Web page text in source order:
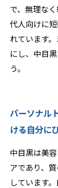
で、無理な
代人向けに
れています
にし、中目
う。
パーソナル
ける自分に
中目黒は美
アであり、
しています